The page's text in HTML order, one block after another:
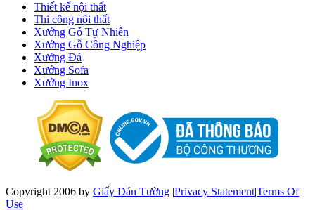
Thiết kế nội thất
Thi công nội thất
Xưởng Gỗ Tự Nhiên
Xưởng Gỗ Công Nghiệp
Xưởng Đá
Xưởng Sofa
Xưởng Inox
Copyright 2006 by Giấy Dán Tường |Privacy Statement|Terms Of
Use